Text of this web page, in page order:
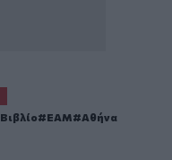
Βιβλίο ΕΑΜ Αθήνα